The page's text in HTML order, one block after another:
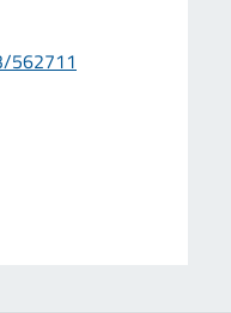
562711